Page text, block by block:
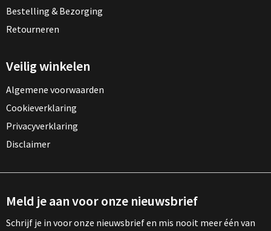
Bestelling & Bezorging
Retourneren
Veilig winkelen
Algemene voorwaarden
Cookieverklaring
Privacyverklaring
Disclaimer
Meld je aan voor onze nieuwsbrief
Schrijf je in voor onze nieuwsbrief en mis nooit meer één van